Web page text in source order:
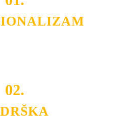
02.